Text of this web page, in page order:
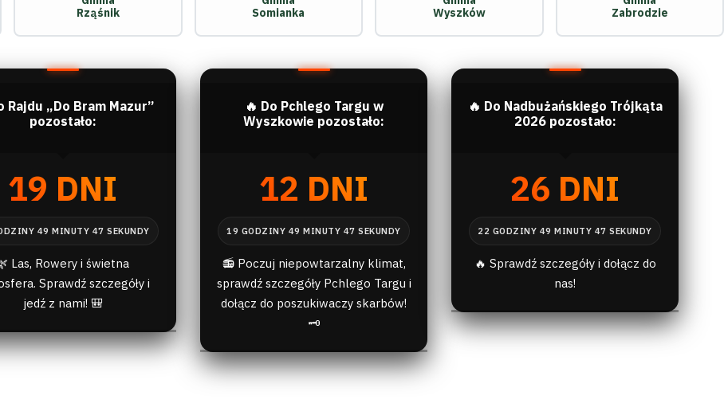
Rząśnik
Somianka
Wyszków
Zabrodzie
Rajdu „Do Bram Mazur”
pozostało:
19 DNI
Las, Rowery i świetna
Sprawdź szczegóły i
jedź z nami! 🎒
🔥 Do Pchlego Targu w
Wyszkowie pozostało:
12 DNI
📻 Poczuj niepowtarzalny klimat,
sprawdź szczegóły Pchlego Targu i
dołącz do poszukiwaczy skarbów!
🗝️
🔥 Do Nadbużańskiego Trójkąta
2026 pozostało:
26 DNI
🔥 Sprawdź szczegóły i dołącz do
nas!